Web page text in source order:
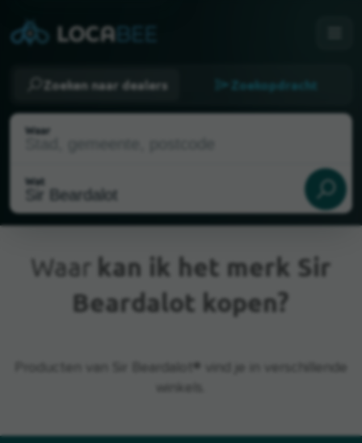
Zoeken naar dealers Zoekopdracht
Waar
Wat
Huidige locatie
Waar kan ik het merk Sir
Beardalot kopen?
Producten van Sir Beardalot® vind je in verschillende